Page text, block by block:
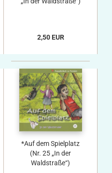
2,50 EUR
*Auf dem Spielplatz
(Nr. 25 „In der
Waldstraße“)